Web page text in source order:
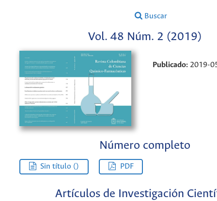
Buscar
Vol. 48 Núm. 2 (2019)
Publicado: 2019-
Número completo
Sin título () PDF
Artículos de Investigación